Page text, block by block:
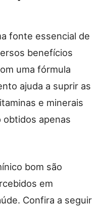
fonte essencial de
benefícios
uma fórmula
ajuda a suprir as
e minerais
obtidos apenas
bom são
em
Confira a seguir